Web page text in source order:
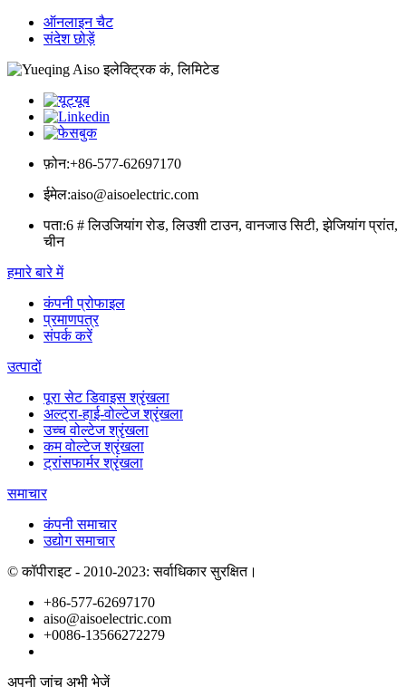
ऑनलाइन चैट
संदेश छोड़ें
फ़ोन:+86-577-62697170
ईमेल:aiso@aisoelectric.com
पता:6 # लिउजियांग रोड, लिउशी टाउन, वानजाउ सिटी, झेजियांग प्रांत,
चीन
हमारे बारे में
कंपनी प्रोफाइल
प्रमाणपत्र
संपर्क करें
उत्पादों
पूरा सेट डिवाइस श्रृंखला
अल्ट्रा-हाई-वोल्टेज श्रृंखला
उच्च वोल्टेज श्रृंखला
कम वोल्टेज श्रृंखला
ट्रांसफार्मर श्रृंखला
समाचार
कंपनी समाचार
उद्योग समाचार
© कॉपीराइट - 2010-2023: सर्वाधिकार सुरक्षित।
+86-577-62697170
aiso@aisoelectric.com
+0086-13566272279
अपनी जांच अभी भेजें